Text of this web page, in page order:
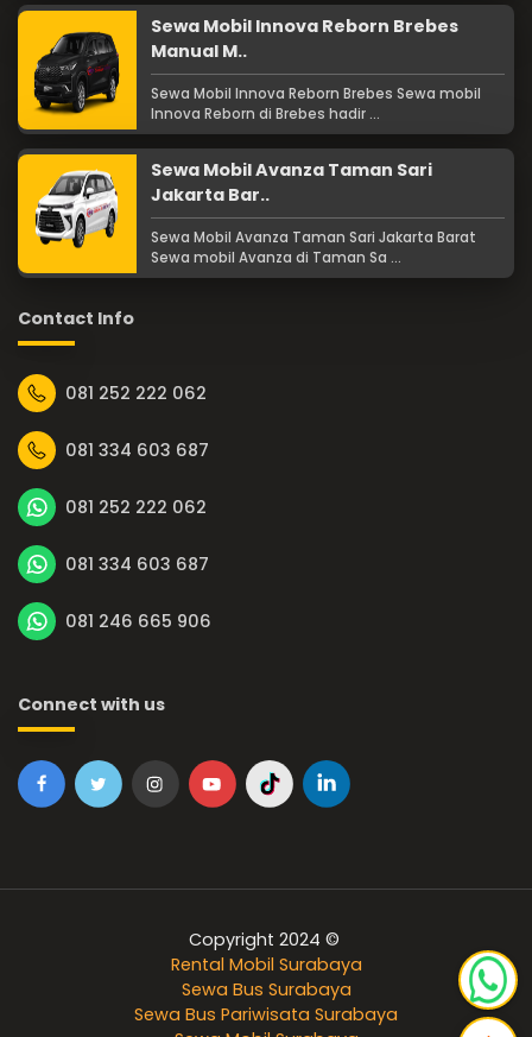
Sewa Mobil Innova Reborn Brebes
Manual M..
Sewa Mobil Innova Reborn Brebes Sewa mobil
Innova Reborn di Brebes hadir ...
Sewa Mobil Avanza Taman Sari
Jakarta Bar..
Sewa Mobil Avanza Taman Sari Jakarta Barat
Sewa mobil Avanza di Taman Sa ...
Contact Info
081 252 222 062
081 334 603 687
081 252 222 062
081 334 603 687
081 246 665 906
Connect with us
Copyright 2024 ©
Rental Mobil Surabaya
Sewa Bus Surabaya
Sewa Bus Pariwisata Surabaya